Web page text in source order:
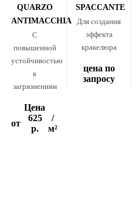
QUARZO
ANTIMACCHIA
С
повышенной
устойчивостью
к
загрязнениям
Цена
от
625
р.
/
м²
SPACCANTE
Для создания
эффекта
кракелюра
цена по
запросу